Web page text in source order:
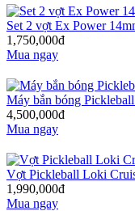
Set 2 vợt Ex Power
1,750,000đ
Mua ngay
Máy bắn bóng
4,500,000đ
Mua ngay
Vợt Pickleball Loki
1,990,000đ
Mua ngay